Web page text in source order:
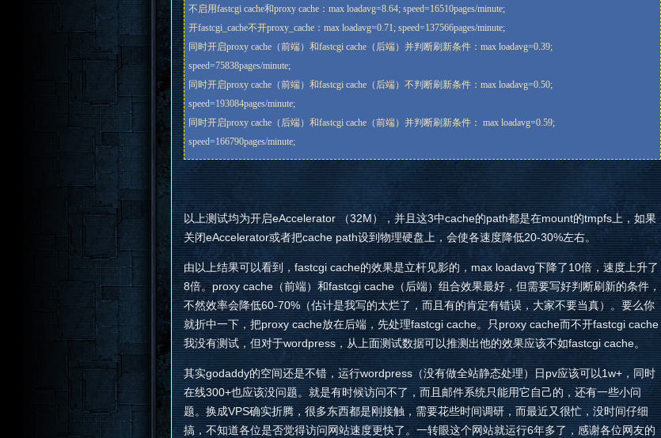
不启用fastcgi cache和proxy cache：max loadavg=8.64; speed=16510pages/minute;
开fastcgi_cache不开proxy_cache：max loadavg=0.71; speed=137566pages/minute;
同时开启proxy cache（前端）和fastcgi cache（后端）并判断刷新条件：max loadavg=0.39;
speed=75838pages/minute;
同时开启proxy cache（前端）和fastcgi cache（后端）不判断刷新条件：max loadavg=0.50;
speed=193084pages/minute;
同时开启proxy cache（后端）和fastcgi cache（前端）并判断刷新条件： max loadavg=0.59;
speed=166790pages/minute;
以上测试均为开启eAccelerator （32M），并且这3中cache的path都是在mount的tmpfs上，如果
关闭eAccelerator或者把cache path设到物理硬盘上，会使各速度降低20-30%左右。
由以上结果可以看到，fastcgi cache的效果是立杆见影的，max loadavg下降了10倍，速度上升了
8倍。proxy cache（前端）和fastcgi cache（后端）组合效果最好，但需要写好判断刷新的条件，
不然效率会降低60-70%（估计是我写的太烂了，而且有的肯定有错误，大家不要当真）。要么你
就折中一下，把proxy cache放在后端，先处理fastcgi cache。只proxy cache而不开fastcgi cache
我没有测试，但对于wordpress，从上面测试数据可以推测出他的效果应该不如fastcgi cache。
其实godaddy的空间还是不错，运行wordpress（没有做全站静态处理）日pv应该可以1w+，同时
在线300+也应该没问题。就是有时候访问不了，而且邮件系统只能用它自己的，还有一些小问
题。换成VPS确实折腾，很多东西都是刚接触，需要花些时间调研，而最近又很忙，没时间仔细
搞，不知道各位是否觉得访问网站速度更快了。一转眼这个网站就运行6年多了，感谢各位网友的